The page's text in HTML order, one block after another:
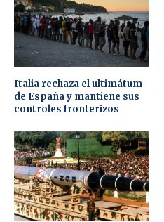
Italia rechaza el ultimátum
de España y mantiene sus
controles fronterizos